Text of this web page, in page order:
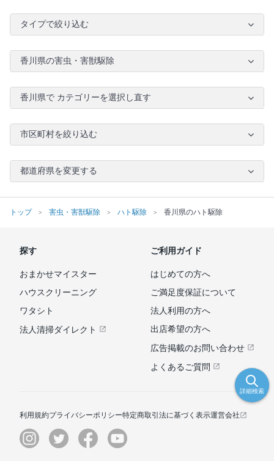
タイプで絞り込む
香川県の害虫・害獣駆除
香川県で カテゴリーを選択し直す
市区町村を絞り込む
都道府県を変更する
トップ 害虫・害獣駆除 ハト駆除 香川県のハト駆除
詳細検索
探す
おまかせマイスター
ハウスクリーニング
ワタシト
法人清掃ダイレクト
ご利用ガイド
はじめての方へ
ご満足度保証について
法人利用の方へ
出店希望の方へ
広告掲載のお問い合わせ
よくあるご質問
利用規約プライバシーポリシー特定商取引法に基づく表示運営会社